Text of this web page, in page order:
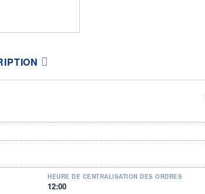
HEURE DE CENTRALISATION DES ORDRES
12:00